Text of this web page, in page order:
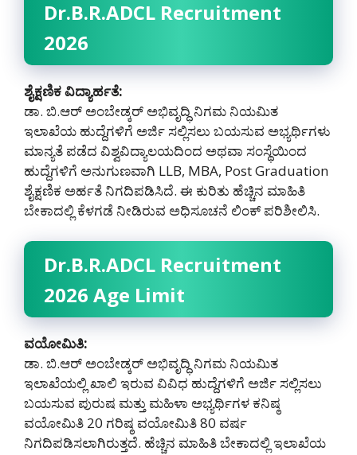
Dr.B.R.ADCL Recruitment
2026
ಶೈಕ್ಷಣಿಕ ವಿದ್ಯಾರ್ಹತೆ:
ಡಾ. ಬಿ.ಆರ್ ಅಂಬೇಡ್ಕರ್ ಅಭಿವೃದ್ಧಿ ನಿಗಮ ನಿಯಮಿತ
ಇಲಾಖೆಯ ಹುದ್ದೆಗಳಿಗೆ ಅರ್ಜಿ ಸಲ್ಲಿಸಲು ಬಯಸುವ ಅಭ್ಯರ್ಥಿಗಳು
ಮಾನ್ಯತೆ ಪಡೆದ ವಿಶ್ವವಿದ್ಯಾಲಯದಿಂದ ಅಥವಾ ಸಂಸ್ಥೆಯಿಂದ
ಹುದ್ದೆಗಳಿಗೆ ಅನುಗುಣವಾಗಿ LLB, MBA, Post Graduation
ಶೈಕ್ಷಣಿಕ ಅರ್ಹತೆ ನಿಗದಿಪಡಿಸಿದೆ. ಈ ಕುರಿತು ಹೆಚ್ಚಿನ ಮಾಹಿತಿ
ಬೇಕಾದಲ್ಲಿ ಕೆಳಗಡೆ ನೀಡಿರುವ ಅಧಿಸೂಚನೆ ಲಿಂಕ್ ಪರಿಶೀಲಿಸಿ.
Dr.B.R.ADCL Recruitment
2026 Age Limit
ವಯೋಮಿತಿ:
ಡಾ. ಬಿ.ಆರ್ ಅಂಬೇಡ್ಕರ್ ಅಭಿವೃದ್ಧಿ ನಿಗಮ ನಿಯಮಿತ
ಇಲಾಖೆಯಲ್ಲಿ ಖಾಲಿ ಇರುವ ವಿವಿಧ ಹುದ್ದೆಗಳಿಗೆ ಅರ್ಜಿ ಸಲ್ಲಿಸಲು
ಬಯಸುವ ಪುರುಷ ಮತ್ತು ಮಹಿಳಾ ಅಭ್ಯರ್ಥಿಗಳ ಕನಿಷ್ಠ
ವಯೋಮಿತಿ 20 ಗರಿಷ್ಠ ವಯೋಮಿತಿ 80 ವರ್ಷ
ನಿಗದಿಪಡಿಸಲಾಗಿರುತ್ತದೆ. ಹೆಚ್ಚಿನ ಮಾಹಿತಿ ಬೇಕಾದಲ್ಲಿ ಇಲಾಖೆಯ